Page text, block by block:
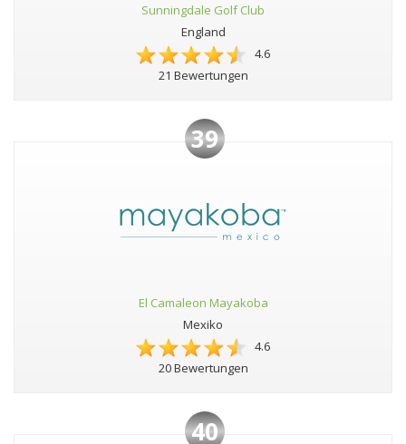
Sunningdale Golf Club
England
4.6
21 Bewertungen
39
El Camaleon Mayakoba
Mexiko
4.6
20 Bewertungen
40